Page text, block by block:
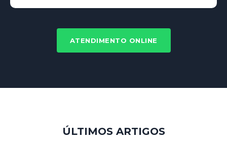
ATENDIMENTO ONLINE
ÚLTIMOS ARTIGOS